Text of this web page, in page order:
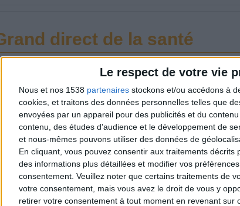
Le respect de votre vie
Nous et nos 1538 partenaires stockons et/ou accédons à
cookies, et traitons des données personnelles telles que
envoyées par un appareil pour des publicités et du
contenu, des études d'audience et le développement de
et nous-mêmes pouvons utiliser des données de
En cliquant, vous pouvez consentir aux traitements
des informations plus détaillées et modifier vos
consentement. Veuillez noter que certains traitements de
votre consentement, mais vous avez le droit de vous y
retirer votre consentement à tout moment en revenant
direct de la santé
Cohen est l'intervenant nutrition régulier de
1 qui aborde tous les sujets de l'alimentation.
choisir les
mozzarellas
Cocktails sans alcool :
des recettes faciles
pour l'été
Comment
grignotage
vacances ?